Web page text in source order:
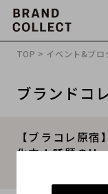
TOP > イベント&ブロ
ブランドコ
【ブラコレ原
化中！話題の